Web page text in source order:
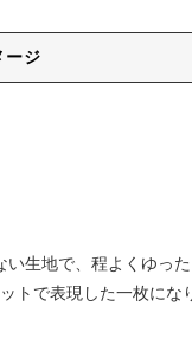
ージ
生地で、程よくゆっ
トで表現した一枚にな